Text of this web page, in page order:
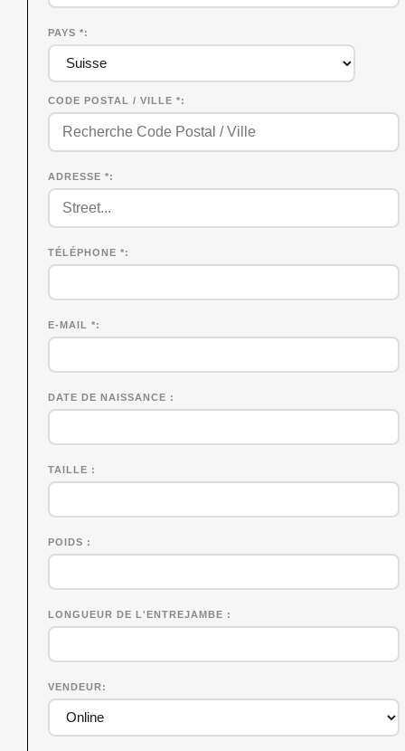
PAYS *
CODE POSTAL / VILLE *
ADRESSE *
TÉLÉPHONE *
E-MAIL *
DATE DE NAISSANCE
TAILLE
POIDS
LONGUEUR DE L'ENTREJAMBE
VENDEUR